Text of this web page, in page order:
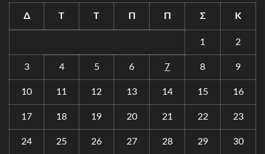
Δ Τ Τ Π Π Σ Κ
1 2
3 4 5 6 7 8 9
10 11 12 13 14 15 16
17 18 19 20 21 22 23
24 25 26 27 28 29 30